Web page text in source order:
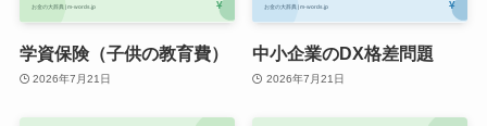
学資保険（子供の教育費）
2026年7月21日
中小企業のDX格差問題
2026年7月21日